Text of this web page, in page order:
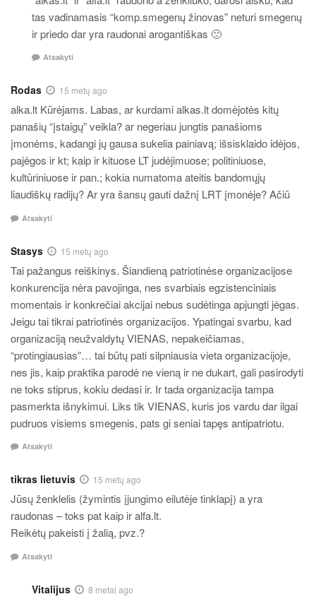
tas vadinamasis “komp.smegenų žinovas” neturi smegenų
ir priedo dar yra raudonai arogantiškas 🙁
Atsakyti
Rodas 15 metų ago
alka.lt Kūrėjams. Labas, ar kurdami alkas.lt domėjotės kitų
panašių “įstaigų” veikla? ar negeriau jungtis panašioms
įmonėms, kadangi jų gausa sukelia painiavą; išsisklaido idėjos,
pajėgos ir kt; kaip ir kituose LT judėjimuose; politiniuose,
kultūriniuose ir pan.; kokia numatoma ateitis bandomųjų
liaudiškų radijų? Ar yra šansų gauti dažnį LRT įmonėje? Ačiū
Atsakyti
Stasys 15 metų ago
Tai pažangus reiškinys. Šiandieną patriotinėse organizacijose
konkurencija nėra pavojinga, nes svarbiais egzistenciniais
momentais ir konkrečiai akcijai nebus sudėtinga apjungti jėgas.
Jeigu tai tikrai patriotinės organizacijos. Ypatingai svarbu, kad
organizaciją neužvaldytų VIENAS, nepakeičiamas,
“protingiausias”… tai būtų pati silpniausia vieta organizacijoje,
nes jis, kaip praktika parodė ne vieną ir ne dukart, gali pasirodyti
ne toks stiprus, kokiu dedasi ir. Ir tada organizacija tampa
pasmerkta išnykimui. Liks tik VIENAS, kuris jos vardu dar ilgai
pudruos visiems smegenis, pats gi seniai tapęs antipatriotu.
Atsakyti
tikras lietuvis 15 metų ago
Jūsų ženklelis (žymintis įjungimo eilutėje tinklapį) a yra
raudonas – toks pat kaip ir alfa.lt.
Reikėtų pakeisti į žalią, pvz.?
Atsakyti
Vitalijus 8 metai ago